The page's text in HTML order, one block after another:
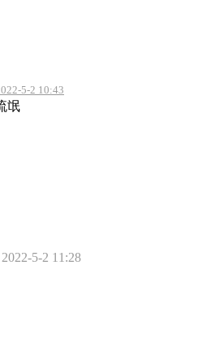
5-2 10:43
氓
5-2 11:28